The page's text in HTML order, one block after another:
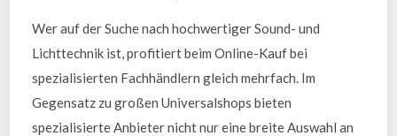
Wer auf der Suche nach hochwertiger Sound- und
Lichttechnik ist, profitiert beim Online-Kauf bei
spezialisierten Fachhändlern gleich mehrfach. Im
Gegensatz zu großen Universalshops bieten
spezialisierte Anbieter nicht nur eine breite Auswahl an